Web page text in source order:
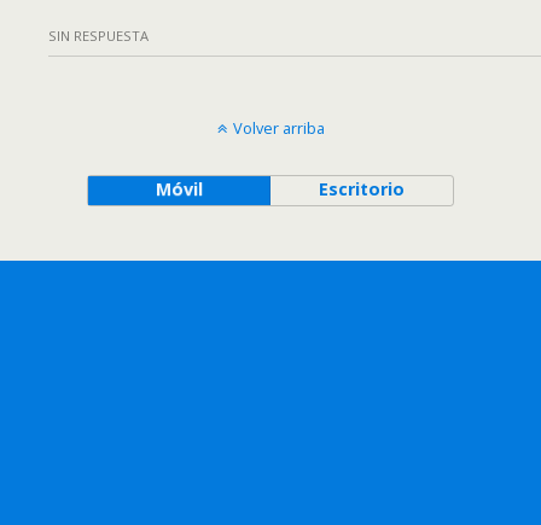
SIN RESPUESTA
Volver arriba
Móvil Escritorio